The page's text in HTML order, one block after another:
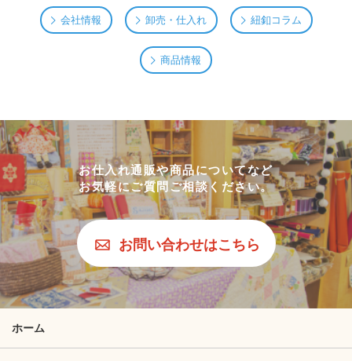
会社情報 卸売・仕入れ 紐釦コラム
商品情報
お仕入れ通販や商品についてなど
お気軽にご質問ご相談ください。
お問い合わせはこちら
ホーム